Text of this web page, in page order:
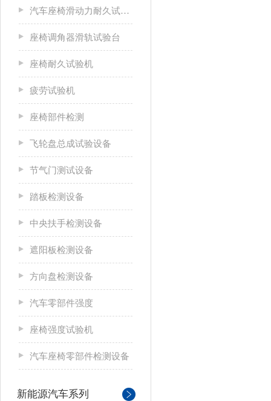
汽车座椅滑动力耐久试验台
座椅调角器滑轨试验台
座椅耐久试验机
疲劳试验机
座椅部件检测
飞轮盘总成试验设备
节气门测试设备
踏板检测设备
中央扶手检测设备
遮阳板检测设备
方向盘检测设备
汽车零部件强度
座椅强度试验机
汽车座椅零部件检测设备
新能源汽车系列